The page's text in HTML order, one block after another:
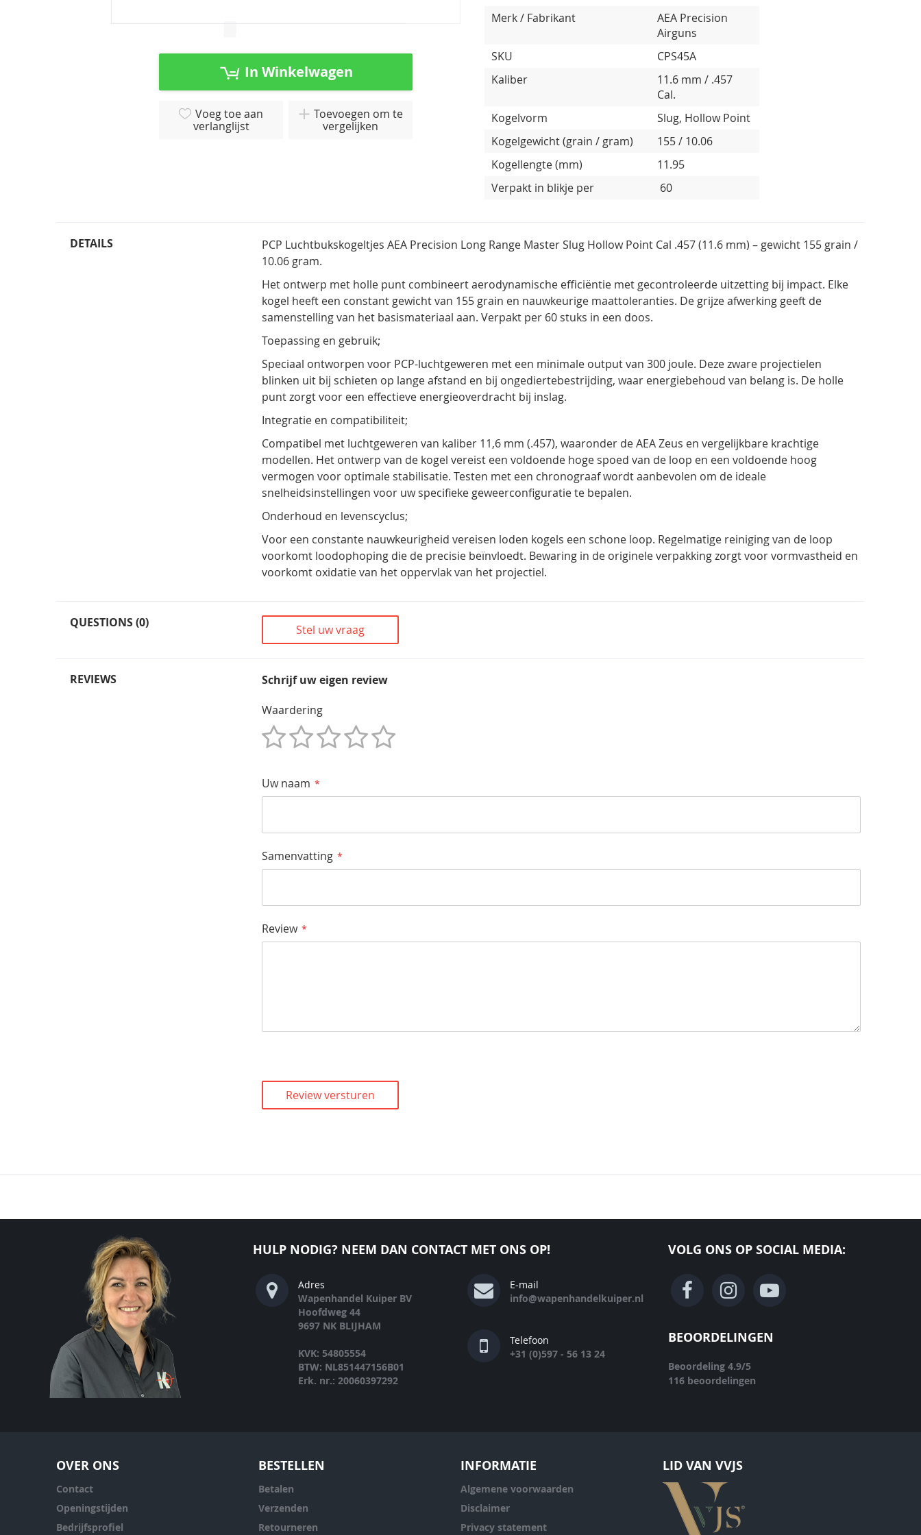
In Winkelwagen
Voeg toe aan
verlanglijst
Toevoegen om te
vergelijken
Merk / Fabrikant
AEA Precision
Airguns
SKU
CPS45A
Kaliber
11.6 mm / .457
Cal.
Kogelvorm
Slug, Hollow Point
Kogelgewicht (grain / gram)
155 / 10.06
Kogellengte (mm)
11.95
Verpakt in blikje per
60
DETAILS
PCP Luchtbukskogeltjes AEA Precision Long Range Master Slug Hollow Point Cal .457 (11.6 mm) – gewicht 155 grain /
10.06 gram.
Het ontwerp met holle punt combineert aerodynamische efficiëntie met gecontroleerde uitzetting bij impact. Elke
kogel heeft een constant gewichtvan 155 grain en nauwkeurige maattoleranties. De grijzeafwerking geeft de
samenstelling van het basismateriaal aan. Verpakt per 60 stuks in een doos.
Toepassing en gebruik;
Speciaal ontworpen voor PCP-luchtgeweren met een minimale output van 300 joule. Deze zware projectielen
blinken uit bij schieten op lange afstand en bij ongediertebestrijding, waar energiebehoud van belang is. De holle
puntzorgt voor een effectieve energieoverdracht bij inslag.
Integratie en compatibiliteit;
Compatibel met luchtgeweren van kaliber 11,6 mm (.457), waaronder de AEA Zeus en vergelijkbare krachtige
modellen. Het ontwerp van de kogel vereist een voldoende hoge spoed van de loop en een voldoende hoog
vermogen voor optimale stabilisatie. Testen met een chronograaf wordt aanbevolen om de ideale
snelheidsinstellingen voor uw specifieke geweerconfiguratie te bepalen.
Onderhoud en levenscyclus;
Voor een constante nauwkeurigheid vereisen loden kogels een schone loop. Regelmatige reiniging van de loop
voorkomt loodophoping die de precisie beïnvloedt. Bewaring in de originele verpakking zorgt voor vormvastheid en
voorkomt oxidatie van het oppervlak van het projectiel.
QUESTIONS (0) Stel uw vraag
REVIEWS
Schrijf uw eigen review
Waardering
Uw naam
Samenvatting
Review
Review versturen
HULP NODIG? NEEM DAN CONTACT MET ONS OP!
Adres
Wapenhandel Kuiper BV
Hoofdweg 44
9697 NK BLIJHAM
KVK: 54805554
BTW: NL851447156B01
Erk. nr.: 20060397292
E-mail
info@wapenhandelkuiper.nl
Telefoon
+31 (0)597 - 56 13 24
VOLG ONS OP SOCIAL MEDIA:
BEOORDELINGEN
Beoordeling 4.9/5
116 beoordelingen
OVER ONS
Contact
Openingstijden
Bedrijfsprofiel
BESTELLEN
Betalen
Verzenden
Retourneren
INFORMATIE
Algemene voorwaarden
Disclaimer
Privacy statement
LID VAN VVJS